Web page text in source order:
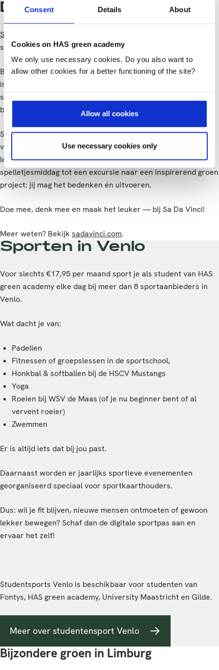
Consent Details About
Cookies on HAS green academy
We only use necessary cookies. Do you also want to
allow other cookies for a better functioning of the site?
Allow all cookies
Use necessary cookies only
DaVinci in Venlo
Studentenvereniging DaVinci
studenten die in Venlo studeren.
Bij Sa Da Vinci draait het om gezelligheid, verbinding en
initiatief. Of je nu houdt van borrels, buitenactiviteiten,
spelletjesavonden of wilde plannen hebt voor een festival —
bij deze vereniging krijg je de ruimte om het waar te maken.
Samen met medestudenten organiseer je leuke, leerzame en
verrassende activiteiten. Heb jij zin om de vereniging nieuw
leven in te blazen? Dan zit je hier goed! Van een
spelletjesmiddag tot een excursie naar een inspirerend groen
project: jij mag het bedenken én uitvoeren.
Doe mee, denk mee en maak het leuker — bij Sa Da Vinci!
Meer weten? Bekijk sadavinci.com.
Sporten in Venlo
Voor slechts €17,95 per maand sport je als student van HAS
green academy elke dag bij meer dan 8 sportaanbieders in
Venlo.
Wat dacht je van:
Padellen
Fitnessen of groepslessen in de sportschool,
Honkbal & softballen bij de HSCV Mustangs
Yoga
Roeien bij WSV de Maas (of je nu beginner bent of al
vervent roeier)
Zwemmen
Er is altijd iets dat bij jou past.
Daarnaast worden er jaarlijks sportieve evenementen
georganiseerd speciaal voor sportkaarthouders.
Dus: wil je fit blijven, nieuwe mensen ontmoeten of gewoon
lekker bewegen? Schaf dan de digitale sportpas aan en
ervaar het zelf!
Studentsports Venlo is beschikbaar voor studenten van
Fontys, HAS green academy, University Maastricht en Gilde.
Meer over studentensport Venlo
Bijzondere groen in Limburg